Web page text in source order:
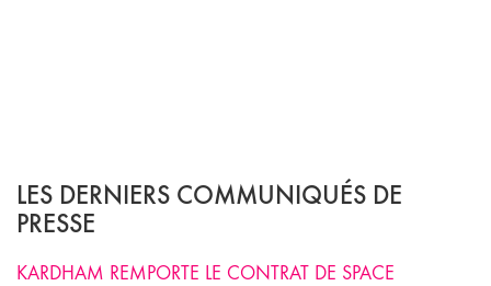
LES DERNIERS COMMUNIQUÉS DE
PRESSE
KARDHAM REMPORTE LE CONTRAT DE SPACE